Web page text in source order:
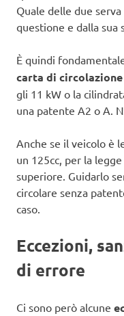
Quale delle due
questione e dalla sua
È quindi
carta di
gli 11 kW o la
una patente A2 o A.
Anche se il veicolo è
un 125cc, per la
superiore. Guidarlo
circolare senza
caso.
Eccezioni,
di errore
Ci sono però alcune